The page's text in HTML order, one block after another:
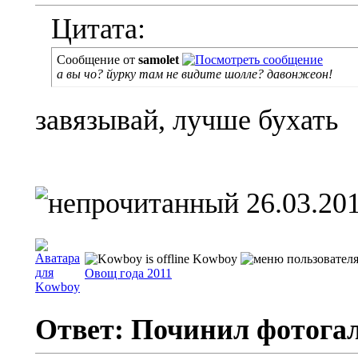
Цитата:
Сообщение от samolet
а вы чо? йурку там не видите шолле? давонжеон!
завязывай, лучше бухать
Kowboy
Овощ года 2011
Ответ: Починил